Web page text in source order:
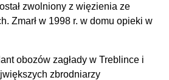
zwolniony z więzienia ze
Zmarł w 1998 r. w domu opieki w
obozów zagłady w Treblince i
zbrodniarzy